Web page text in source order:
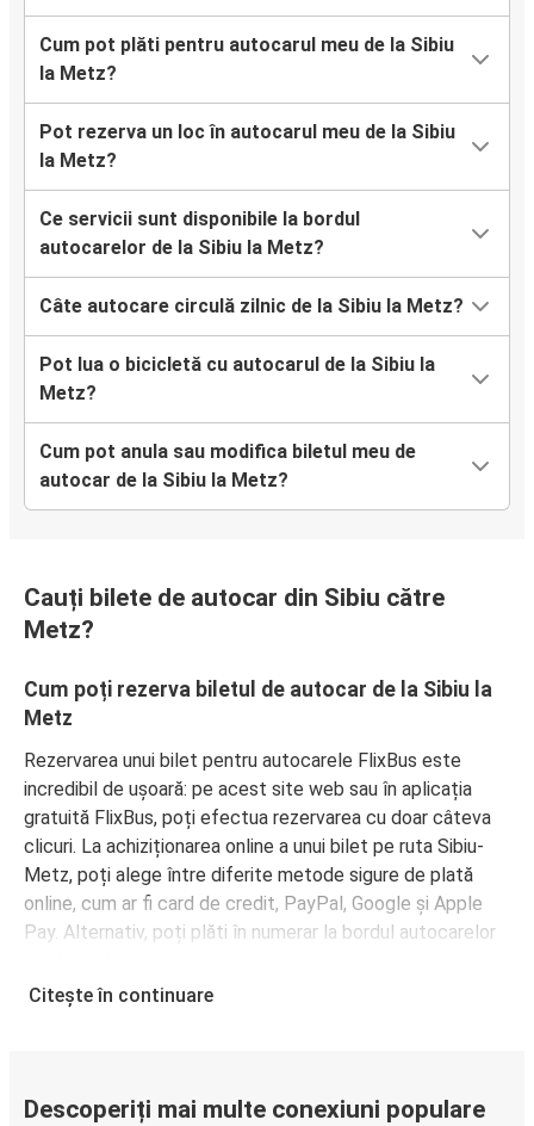
Cum pot plăti pentru autocarul meu de la Sibiu
la Metz?
Pot rezerva un loc în autocarul meu de la Sibiu
la Metz?
Ce servicii sunt disponibile la bordul
autocarelor de la Sibiu la Metz?
Câte autocare circulă zilnic de la Sibiu la Metz?
Pot lua o bicicletă cu autocarul de la Sibiu la
Metz?
Cum pot anula sau modifica biletul meu de
autocar de la Sibiu la Metz?
Cauți bilete de autocar din Sibiu către
Metz?
Cum poți rezerva biletul de autocar de la Sibiu la
Metz
Rezervarea unui bilet pentru autocarele FlixBus este
incredibil de ușoară: pe acest site web sau în aplicația
gratuită FlixBus, poți efectua rezervarea cu doar câteva
clicuri. La achiziționarea online a unui bilet pe ruta Sibiu-
Metz, poți alege între diferite metode sigure de plată
online, cum ar fi card de credit, PayPal, Google și Apple
Pay. Alternativ, poți plăti în numerar la bordul autocarelor
Citește în continuare
Descoperiți mai multe conexiuni populare